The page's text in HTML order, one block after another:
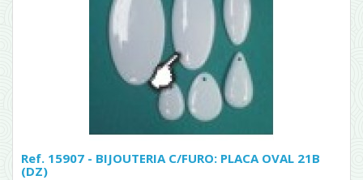
Ref. 15907 - BIJOUTERIA C/FURO: PLACA OVAL 21B
(DZ)